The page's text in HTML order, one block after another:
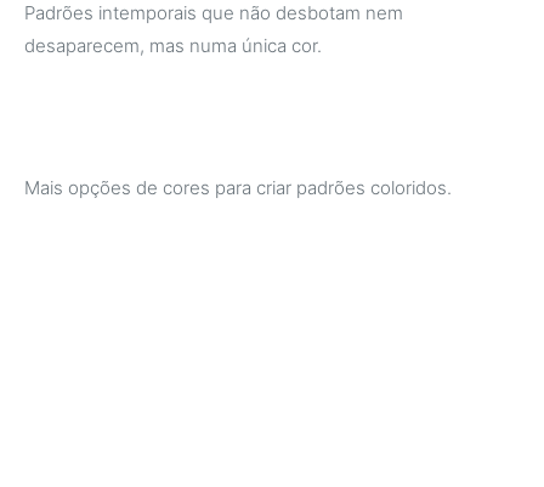
Padrões intemporais que não desbotam nem
desaparecem, mas numa única cor.
Mais opções de cores para criar padrões coloridos.